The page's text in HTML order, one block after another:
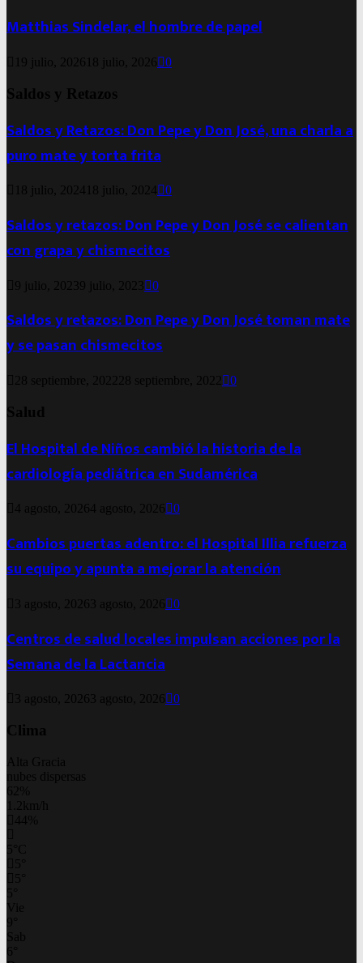
Matthias Sindelar, el hombre de papel
19 julio, 2026 18 julio, 2026 0
Saldos y Retazos
Saldos y Retazos: Don Pepe y Don José, una charla a
puro mate y torta frita
18 julio, 2024 18 julio, 2024 0
Saldos y retazos: Don Pepe y Don José se calientan
con grapa y chismecitos
9 julio, 20239 julio, 2023 0
Saldos y retazos: Don Pepe y Don José toman mate
y se pasan chismecitos
28 septiembre, 2022 28 septiembre, 2022 0
Salud
El Hospital de Niños cambió la historia de la
cardiología pediátrica en Sudamérica
4 agosto, 20264 agosto, 2026 0
Cambios puertas adentro: el Hospital Illia refuerza
su equipo y apunta a mejorar la atención
3 agosto, 2026 3 agosto, 2026 0
Centros de salud locales impulsan acciones por la
Semana de la Lactancia
3 agosto, 2026 3 agosto, 2026 0
Clima
Alta Gracia
nubes dispersas
62%
1.2km/h
44%
5 C
5
5
5
Vie
9
Sab
6